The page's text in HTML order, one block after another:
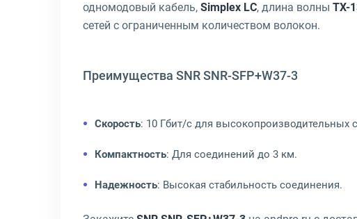
одномодовый кабель, Simplex LC, длина волны TX-
сетей с ограниченным количеством волокон.
Преимущества SNR SNR-SFP+W37-3
Скорость: 10 Гбит/с для высокопроизводительных
Компактность: Для соединений до 3 км.
Надежность: Высокая стабильность соединения.